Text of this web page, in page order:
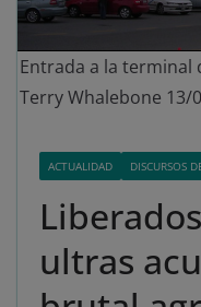
Entrada a la terminal
Terry Whalebone 13/
ACTUALIDAD DISCURSOS
ultras